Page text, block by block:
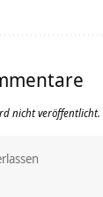
nicht veröffentlicht.